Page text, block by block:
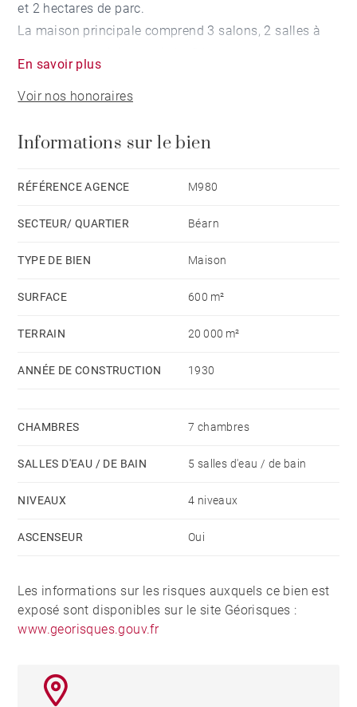
et 2 hectares de parc.
La maison principale comprend 3 salons, 2 salles à
buanderie, 2 dressings, 7 chambres, 5 salles de bains
et douche et 2 terrasses au premier étage avec un
avec une cave à vin, chaufferie, souillarde et des
Campan, parquets, cheminées sculptées, vitraux
est très lumineuse et spacieuse.
La maison de gardien comprend 2 salons, 6
garage comporte un atelier et des emplacements pour
centenaires (cèdres, magnolias, cyprès, palmiers,
le cadre. L'arrosage du parc est automatique (alimenté
par un ruisseau).
minutes de Lourdes, 35 minutes des stations de ski,
l'aéroport international.
En savoir plus
Voir nos honoraires
Informations sur le bien
RÉFÉRENCE AGENCE M980
SECTEUR/ QUARTIER Béarn
TYPE DE BIEN Maison
SURFACE 600 m²
TERRAIN 20 000 m²
ANNÉE DE CONSTRUCTION 1930
CHAMBRES 7 chambres
SALLES D'EAU / DE BAIN 5 salles d'eau / de bain
NIVEAUX 4 niveaux
ASCENSEUR Oui
Les informations sur les risques auxquels ce bien est
exposé sont disponibles sur le site Géorisques :
www.georisques.gouv.fr